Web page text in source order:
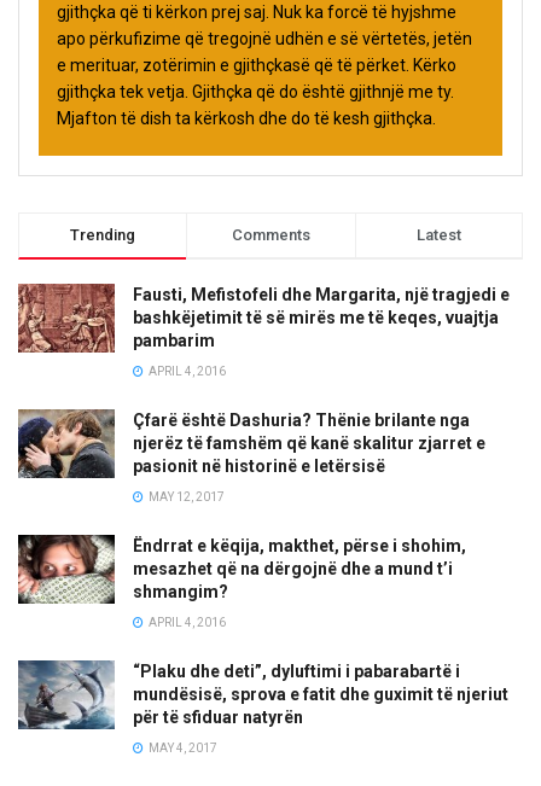
gjithçka që ti kërkon prej saj. Nuk ka forcë të hyjshme
apo përkufizime që tregojnë udhën e së vërtetës, jetën
e merituar, zotërimin e gjithçkasë që të përket. Kërko
gjithçka tek vetja. Gjithçka që do është gjithnjë me ty.
Mjafton të dish ta kërkosh dhe do të kesh gjithçka.
Trending Comments Latest
Fausti, Mefistofeli dhe Margarita, një tragjedi e
bashkëjetimit të së mirës me të keqes, vuajtja
pambarim
APRIL 4, 2016
Çfarë është Dashuria? Thënie brilante nga
njerëz të famshëm që kanë skalitur zjarret e
pasionit në historinë e letërsisë
MAY 12, 2017
Ëndrrat e këqija, makthet, përse i shohim,
mesazhet që na dërgojnë dhe a mund t’i
shmangim?
APRIL 4, 2016
“Plaku dhe deti”, dyluftimi i pabarabartë i
mundësisë, sprova e fatit dhe guximit të njeriut
për të sfiduar natyrën
MAY 4, 2017